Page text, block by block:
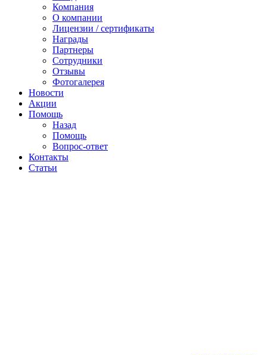
Компания
О компании
Лицензии / сертификаты
Награды
Партнеры
Сотрудники
Отзывы
Фотогалерея
Новости
Акции
Помощь
Назад
Помощь
Вопрос-ответ
Контакты
Статьи